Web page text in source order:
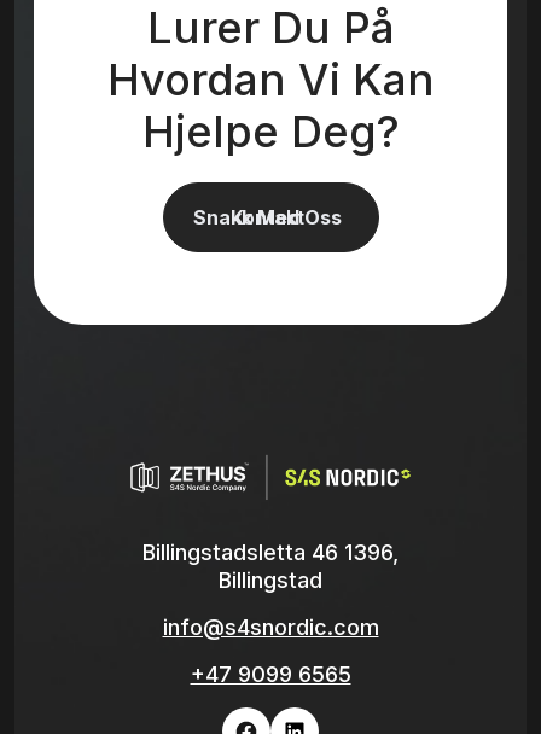
Lurer Du På
Hvordan Vi Kan
Hjelpe Deg?
Snakk Med Oss
Kontakt
Billingstadsletta 46 1396,
Billingstad
info@s4snordic.com
+47 9099 6565